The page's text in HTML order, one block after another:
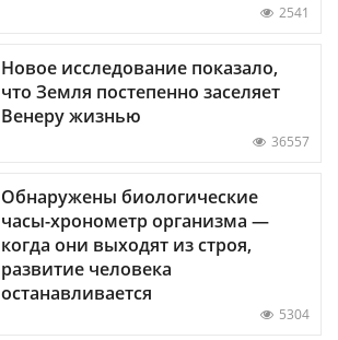
2541
Новое исследование показало,
что Земля постепенно заселяет
Венеру жизнью
36557
Обнаружены биологические
часы-хронометр организма —
когда они выходят из строя,
развитие человека
останавливается
5304